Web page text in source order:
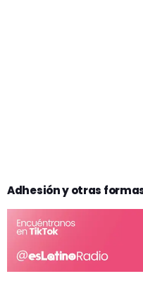
Adhesión y otras